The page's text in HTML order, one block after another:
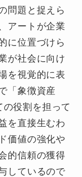
問題と捉えら
アートが企業
に位置づけら
が社会に向け
を視覚的に表
「象徴資産
役割を担って
を直接生むわ
価値の強化や
的信頼の獲得
しているので